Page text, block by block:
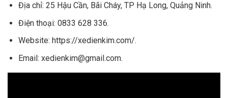
Địa chỉ: 25 Hậu Cần, Bãi Cháy, TP Hạ Long, Quảng Ninh.
Điện thoại: 0833 628 336.
Website: https://xedienkim.com/.
Email: xedienkim@gmail.com.